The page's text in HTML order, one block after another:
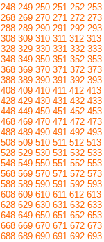
248 249 250 251 252 253
268 269 270 271 272 273
288 289 290 291 292 293
308 309 310 311 312 313
328 329 330 331 332 333
348 349 350 351 352 353
368 369 370 371 372 373
388 389 390 391 392 393
408 409 410 411 412 413
428 429 430 431 432 433
448 449 450 451 452 453
468 469 470 471 472 473
488 489 490 491 492 493
508 509 510 511 512 513
528 529 530 531 532 533
548 549 550 551 552 553
568 569 570 571 572 573
588 589 590 591 592 593
608 609 610 611 612 613
628 629 630 631 632 633
648 649 650 651 652 653
668 669 670 671 672 673
688 689 690 691 692 693